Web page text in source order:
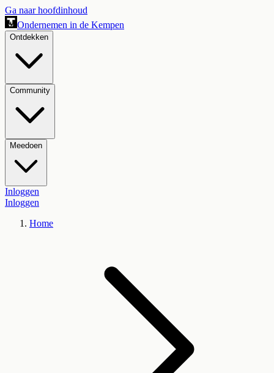
Ga naar hoofdinhoud
Ondernemen in de Kempen
Ontdekken
Community
Meedoen
Inloggen
Inloggen
Home